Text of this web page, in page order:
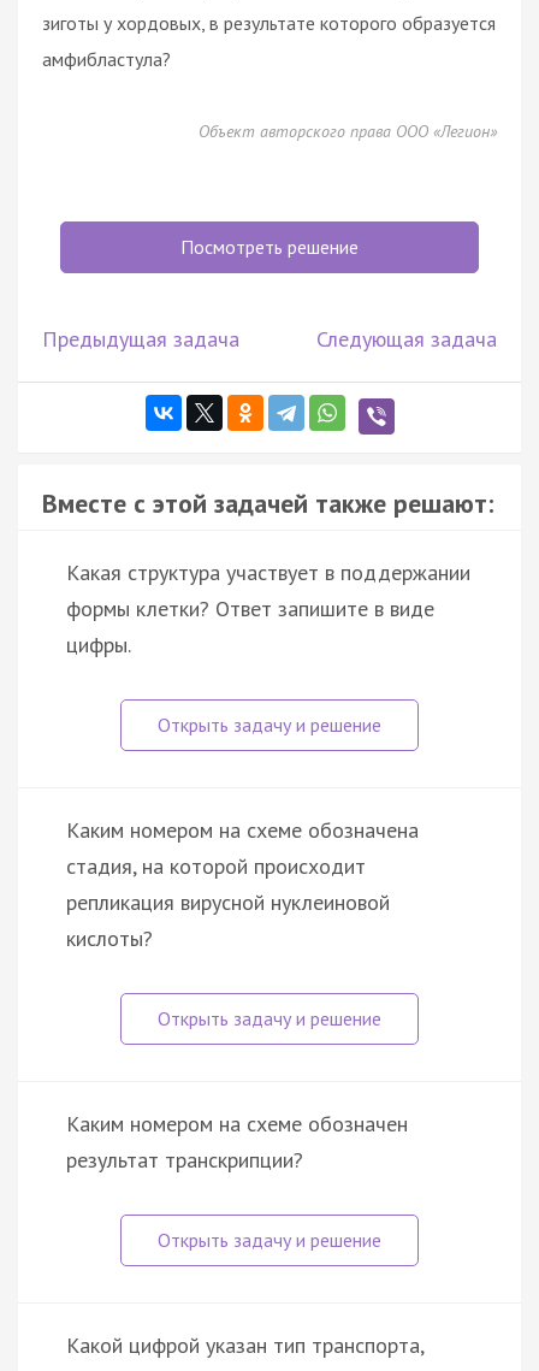
зиготы у хордовых, в результате которого образуется
амфибластула?
Объект авторского права ООО «Легион»
Посмотреть решение
Предыдущая задача Следующая задача
Вместе с этой задачей также решают:
Какая структура участвует в поддержании
формы клетки? Ответ запишите в виде
цифры.
Каким номером на схеме обозначена
стадия, на которой происходит
репликация вирусной нуклеиновой
кислоты?
Каким номером на схеме обозначен
результат транскрипции?
Какой цифрой указан тип транспорта,